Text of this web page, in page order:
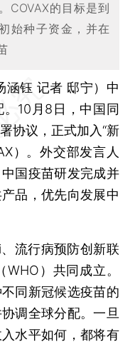
COVAX的目标是到
始种子资金，并在
涵钰 记者 邸宁） 中
10月8日，中国同
协议，正式加入“新
）。外交部发言人
国疫苗研发完成并
品，优先向发展中
流行病预防创新联
）共同成立。
同新冠候选疫苗的
调全球分配。一旦
水平如何，都将有